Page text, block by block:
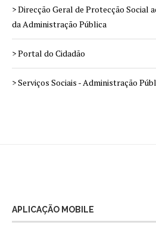
> Direcção Geral de Protecção Social
da Administração Pública
> Portal do Cidadão
> Serviços Sociais - Administração
APLICAÇÃO MOBILE